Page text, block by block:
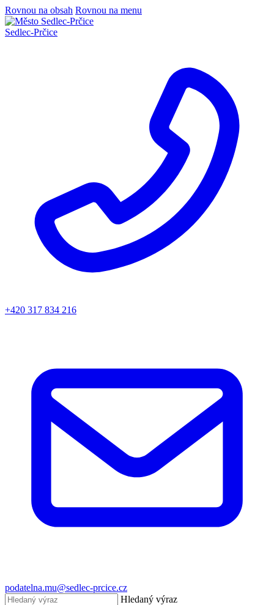
Rovnou na obsah Rovnou na menu
Sedlec-Prčice
+420 317 834 216
podatelna.mu@sedlec-prcice.cz
Hledaný výraz